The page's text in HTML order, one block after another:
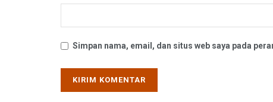
Simpan nama, email, dan situs web saya pada